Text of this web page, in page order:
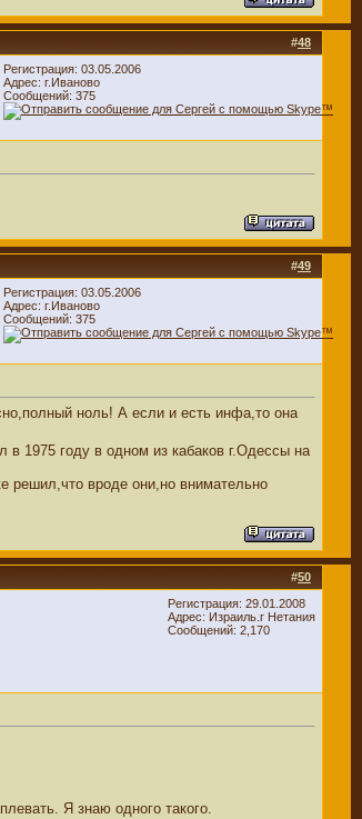
#48
Регистрация: 03.05.2006
Адрес: г.Иваново
Сообщений: 375
#49
Регистрация: 03.05.2006
Адрес: г.Иваново
Сообщений: 375
ноль! А если и есть инфа,то она
1975 году в одном из кабаков г.Одессы на
решил,что вроде они,но внимательно
#50
Регистрация: 29.01.2008
Адрес: Израиль.г Нетания
Сообщений: 2,170
Я знаю одного такого.